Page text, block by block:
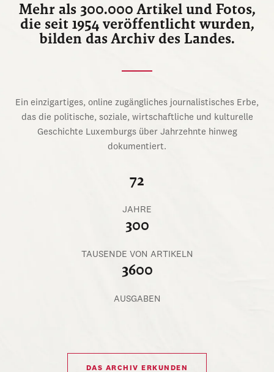
Mehr als 300.000 Artikel und Fotos,
die seit 1954 veröffentlicht wurden,
bilden das Archiv des Landes.
Ein einzigartiges, online zugängliches journalistisches Erbe,
das die politische, soziale, wirtschaftliche und kulturelle
Geschichte Luxemburgs über Jahrzehnte hinweg
dokumentiert.
72
JAHRE
300
TAUSENDE VON ARTIKELN
3600
AUSGABEN
DAS ARCHIV ERKUNDEN